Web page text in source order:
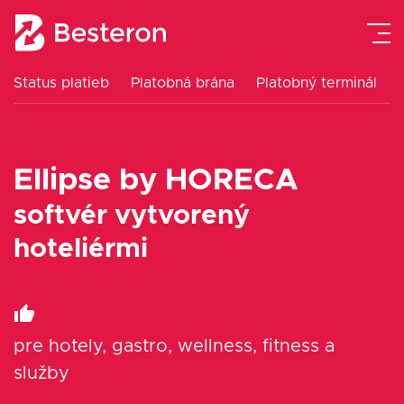
Status platieb Platobná brána Platobný terminál
Blog
Cenník
Návody
eKasa pokladne
Platobná brána
Ellipse by HORECA
softvér vytvorený
hoteliérmi
pre hotely, gastro, wellness, fitness a
služby